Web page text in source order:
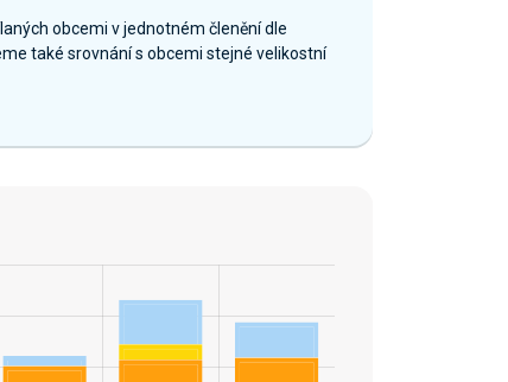
obcemi v jednotném členění dle
také srovnání s obcemi stejné velikostní